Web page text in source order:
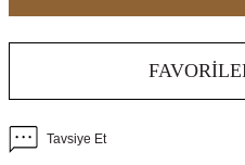
Tavsiye Et